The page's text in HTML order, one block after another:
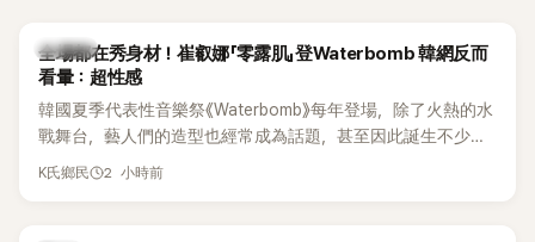
K-POP
全場都在秀身材！崔叡娜「零露肌」登Waterbomb 韓網反而
看暈：超性感
韓國夏季代表性音樂祭《Waterbomb》每年登場，除了火熱的水
戰舞台，藝人們的造型也經常成為話題，甚至因此誕生不少
「Waterbomb女神」、「Waterbomb男神」。過去包括泫雅、宣
K氏鄉民 2 小時前